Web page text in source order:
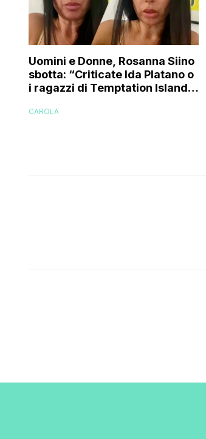
Uomini e Donne, Rosanna Siino
sbotta: “Criticate Ida Platano o
i ragazzi di Temptation Island
CAROLA